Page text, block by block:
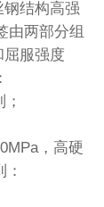
钢结构高强
由两部分组
屈服强度
，高硬